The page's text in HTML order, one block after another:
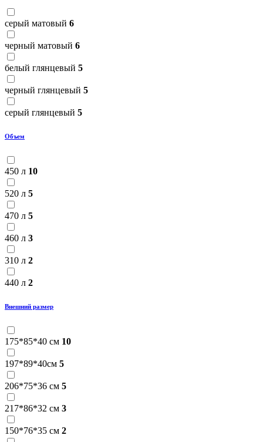
серый матовый 6
черный матовый 6
белый глянцевый 5
черный глянцевый 5
серый глянцевый 5
Объем
450 л 10
520 л 5
470 л 5
460 л 3
310 л 2
440 л 2
Внешний размер
175*85*40 см 10
197*89*40см 5
206*75*36 см 5
217*86*32 см 3
150*76*35 см 2